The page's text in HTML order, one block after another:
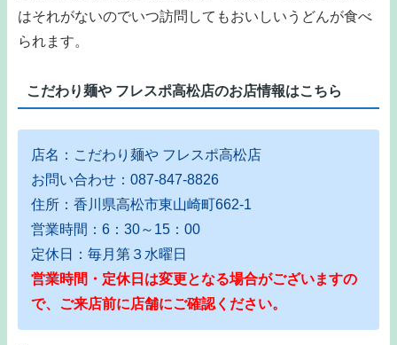
はそれがないのでいつ訪問してもおいしいうどんが食べ
られます。
こだわり麺や フレスポ高松店のお店情報はこちら
店名：こだわり麺や フレスポ高松店
お問い合わせ：087-847-8826
住所：香川県高松市東山崎町662-1
営業時間：6：30～15：00
定休日：毎月第３水曜日
営業時間・定休日は変更となる場合がございますの
で、ご来店前に店舗にご確認ください。